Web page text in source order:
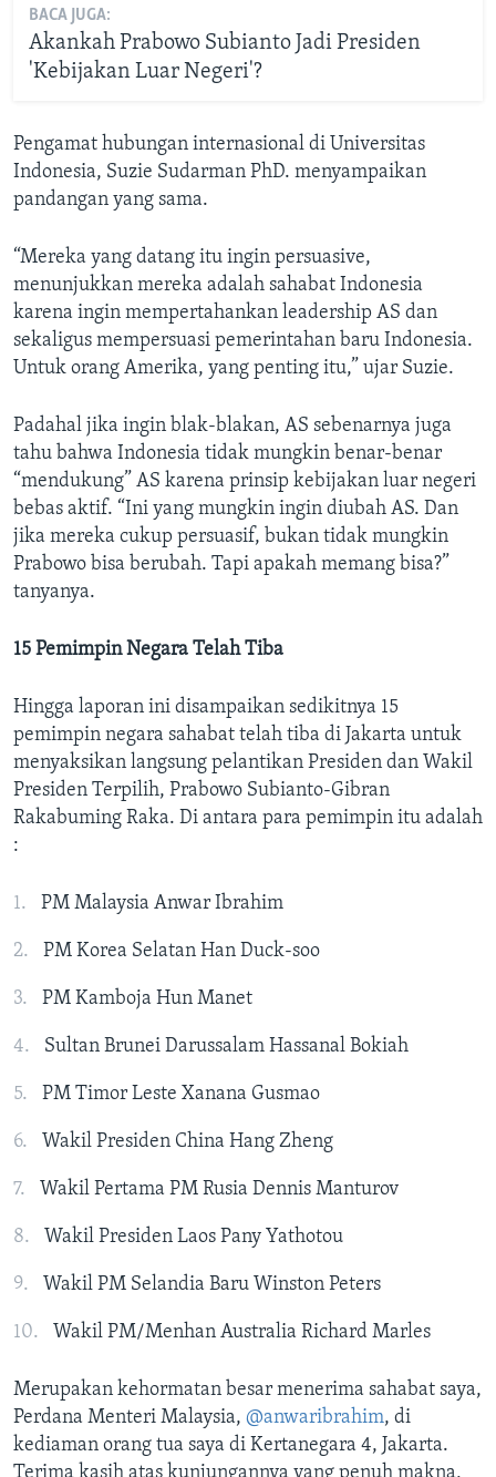
BACA JUGA:
Akankah Prabowo Subianto Jadi Presiden
'Kebijakan Luar Negeri'?
Pengamat hubungan internasional di Universitas
Indonesia, Suzie Sudarman PhD. menyampaikan
pandangan yang sama.
“Mereka yang datang itu ingin persuasive,
menunjukkan mereka adalah sahabat Indonesia
karena ingin mempertahankan leadership AS dan
sekaligus mempersuasi pemerintahan baru Indonesia.
Untuk orang Amerika, yang penting itu,” ujar Suzie.
Padahal jika ingin blak-blakan, AS sebenarnya juga
tahu bahwa Indonesia tidak mungkin benar-benar
“mendukung” AS karena prinsip kebijakan luar negeri
bebas aktif. “Ini yang mungkin ingin diubah AS. Dan
jika mereka cukup persuasif, bukan tidak mungkin
Prabowo bisa berubah. Tapi apakah memang bisa?”
tanyanya.
15 Pemimpin Negara Telah Tiba
Hingga laporan ini disampaikan sedikitnya 15
pemimpin negara sahabat telah tiba di Jakarta untuk
menyaksikan langsung pelantikan Presiden dan Wakil
Presiden Terpilih, Prabowo Subianto-Gibran
Rakabuming Raka. Di antara para pemimpin itu adalah
:
PM Malaysia Anwar Ibrahim
PM Korea Selatan Han Duck-soo
PM Kamboja Hun Manet
Sultan Brunei Darussalam Hassanal Bokiah
PM Timor Leste Xanana Gusmao
Wakil Presiden China Hang Zheng
Wakil Pertama PM Rusia Dennis Manturov
Wakil Presiden Laos Pany Yathotou
Wakil PM Selandia Baru Winston Peters
Wakil PM/Menhan Australia Richard Marles
Merupakan kehormatan besar menerima sahabat saya,
Perdana Menteri Malaysia, @anwaribrahim, di
kediaman orang tua saya di Kertanegara 4, Jakarta.